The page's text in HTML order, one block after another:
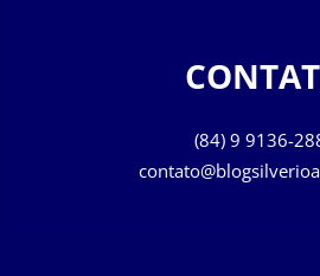
(84) 9 9136-